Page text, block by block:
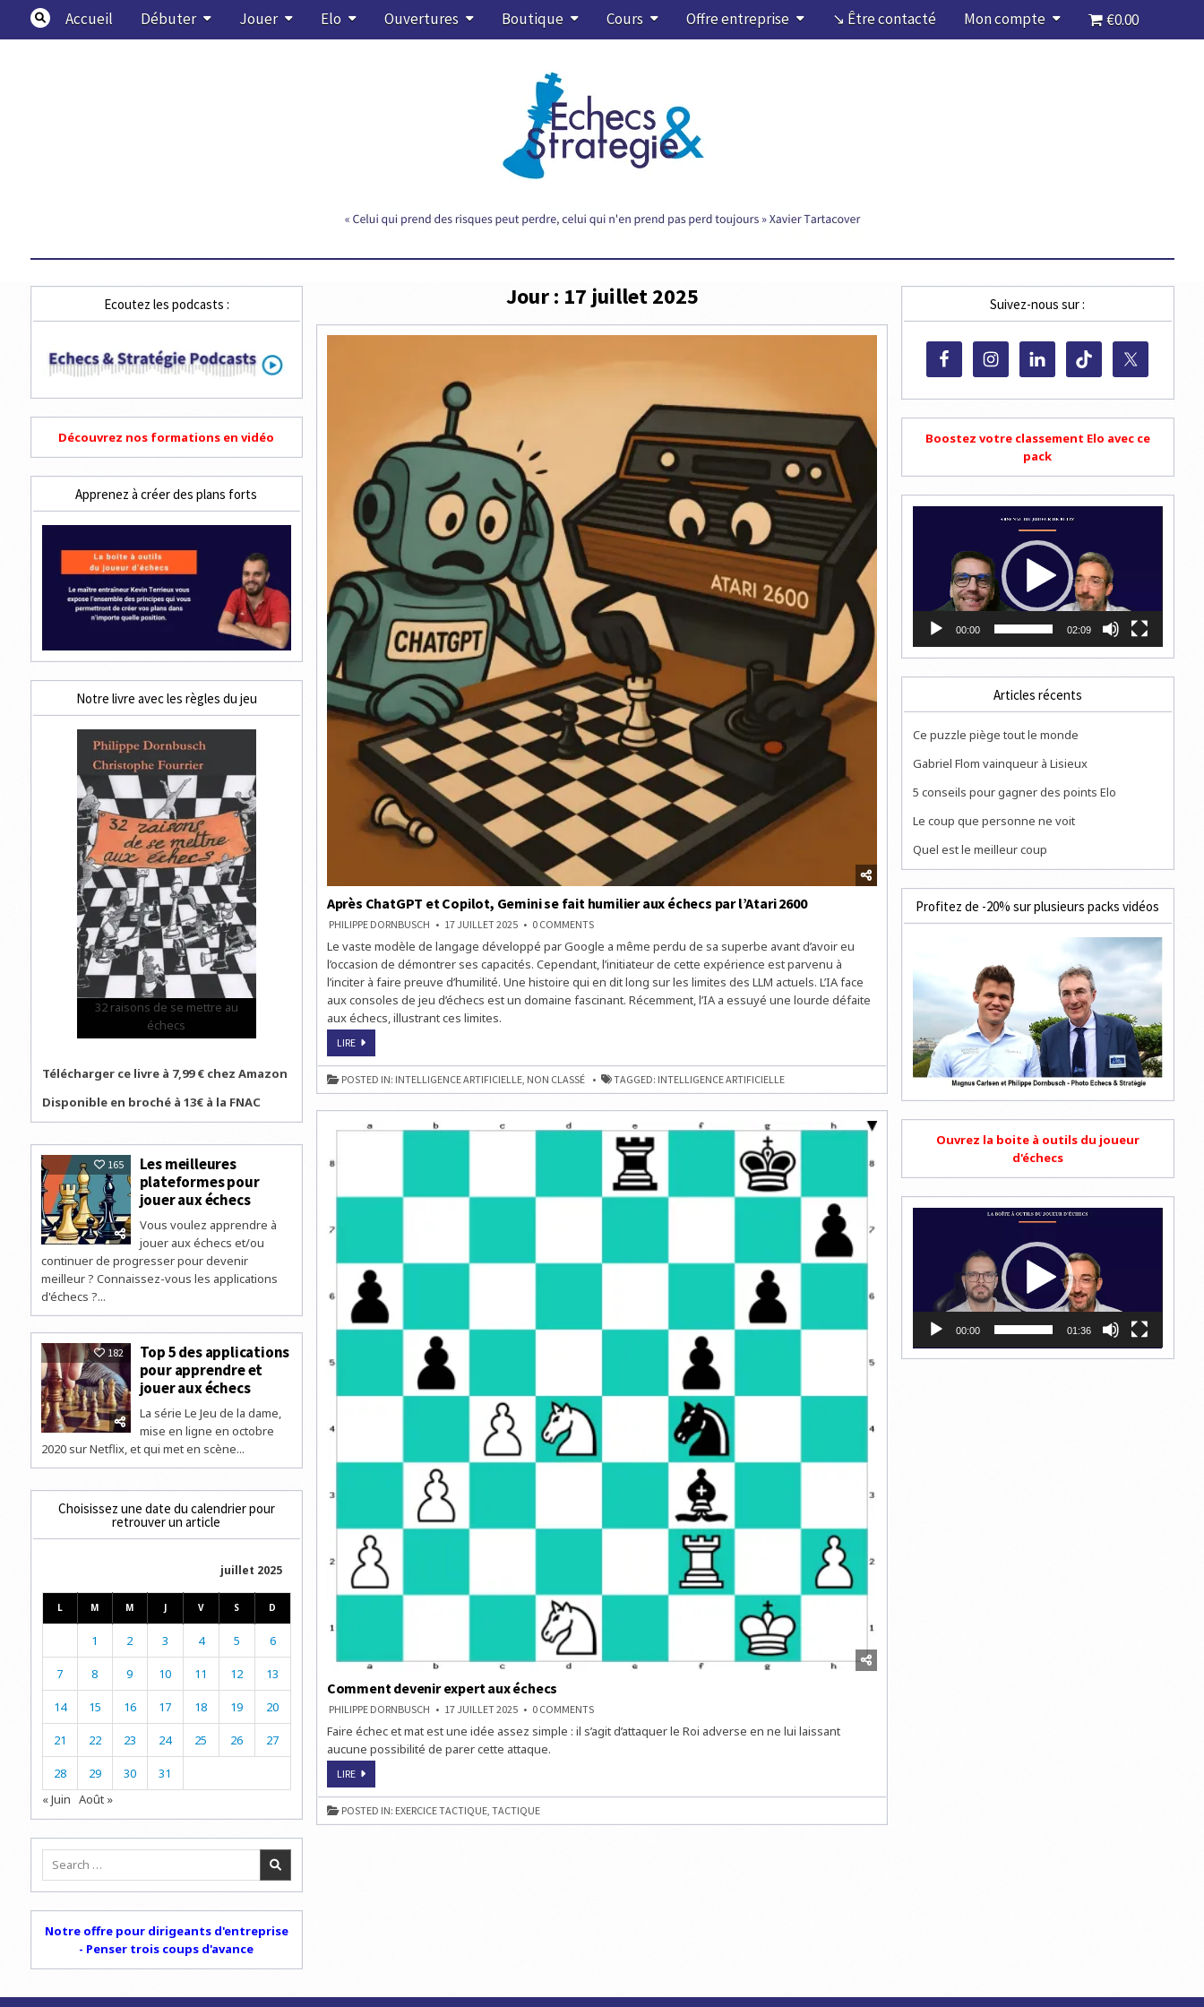
content
Accueil Débuter Jouer Elo Ouvertures Boutique Cours Offre entreprise ↘ Être contacté Mon compte €0.00
Jour : 17 juillet 2025
Après ChatGPT et Copilot, Gemini se fait humilier aux échecs par l’Atari 2600
PHILIPPE DORNBUSCH 17 JUILLET 2025 0 COMMENTSON
CHATGPT
ET
COPILOT,
GEMINI
SE
FAIT
HUMILIER
2600
Le vaste modèle de langage développé par Google a même perdu de sa superbe avant d’avoir eu
l’occasion de démontrer ses capacités. Cependant, l’initiateur de cette expérience est parvenu à
l’inciter à faire preuve d’humilité. Une histoire qui en dit long sur les limites des LLM actuels. L’IA face
aux consoles de jeu d’échecs est un domaine fascinant. Récemment, l’IA a essuyé une lourde défaite
aux échecs, illustrant ces limites.
LIREAPRÈS
ET
COPILOT,
GEMINI
SE
AUX
POSTED IN: INTELLIGENCE ARTIFICIELLE, NON CLASSÉ TAGGED: INTELLIGENCE ARTIFICIELLE
Comment devenir expert aux échecs
PHILIPPE DORNBUSCH 17 JUILLET 2025 0 COMMENTSON
DEVENIR
EXPERT
Faire échec et mat est une idée assez simple : il s’agit d’attaquer le Roi adverse en ne lui laissant
aucune possibilité de parer cette attaque.
LIRECOMMENT
EXPERT
AUX
ÉCHECS
POSTED IN: EXERCICE TACTIQUE, TACTIQUE
Ecoutez les podcasts :
Découvrez nos formations en vidéo
Apprenez à créer des plans forts
Notre livre avec les règles du jeu
32 raisons de se mettre au
échecs
Télécharger ce livre à 7,99 € chez Amazon
Disponible en broché à 13€ à la FNAC
165
Les meilleures
plateformes pour
jouer aux échecs
Vous voulez apprendre à
jouer aux échecs et/ou
continuer de progresser pour devenir
meilleur ? Connaissez-vous les applications
d'échecs ?...
182
Top 5 des applications
pour apprendre et
jouer aux échecs
La série Le Jeu de la dame,
mise en ligne en octobre
2020 sur Netflix, et qui met en scène...
Choisissez une date du calendrier pour
retrouver un article
juillet 2025
L M M J V S D
1 2 3 4 5 6
7 8 9 10 11 12 13
14 15 16 17 18 19 20
21 22 23 24 25 26 27
28 29 30
31
« Juin Août »
Search
Notre offre pour dirigeants d'entreprise
- Penser trois coups d'avance
Suivez-nous sur :
Boostez votre classement Elo avec ce
pack
00:00 02:09
Articles récents
Ce puzzle piège tout le monde
Gabriel Flom vainqueur à Lisieux
5 conseils pour gagner des points Elo
Le coup que personne ne voit
Quel est le meilleur coup
Profitez de -20% sur plusieurs packs vidéos
Ouvrez la boite à outils du joueur
d'échecs
00:00 01:36